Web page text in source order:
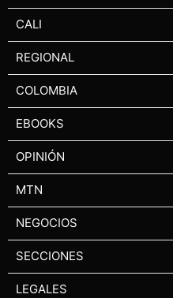
CALI
REGIONAL
COLOMBIA
EBOOKS
OPINIÓN
MTN
NEGOCIOS
SECCIONES
LEGALES